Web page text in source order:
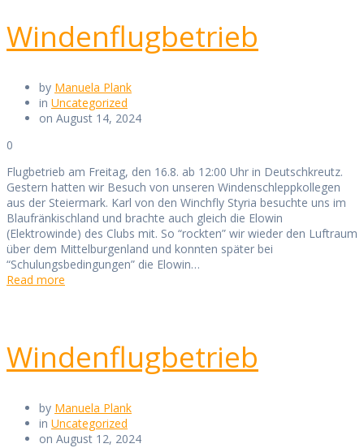
Windenflugbetrieb
by Manuela Plank
in Uncategorized
on August 14, 2024
0
Flugbetrieb am Freitag, den 16.8. ab 12:00 Uhr in Deutschkreutz.
Gestern hatten wir Besuch von unseren Windenschleppkollegen
aus der Steiermark. Karl von den Winchfly Styria besuchte uns im
Blaufränkischland und brachte auch gleich die Elowin
(Elektrowinde) des Clubs mit. So “rockten” wir wieder den Luftraum
über dem Mittelburgenland und konnten später bei
“Schulungsbedingungen” die Elowin…
Read more
Windenflugbetrieb
by Manuela Plank
in Uncategorized
on August 12, 2024